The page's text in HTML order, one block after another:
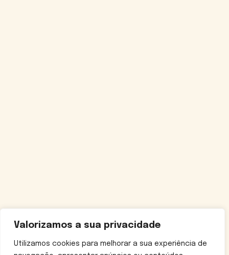
Valorizamos a sua privacidade
Utilizamos cookies para melhorar a sua experiência de